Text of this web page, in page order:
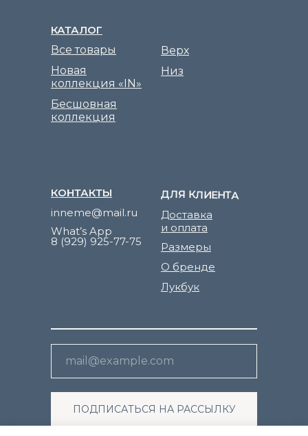
ПОДПИСАТЬСЯ НА РАССЫЛКУ
КАТАЛОГ
Все товары
Доставка
и оплата
ДЛЯ КЛИЕНТА
Лукбук
Размеры
О бренде
КОНТАКТЫ
inneme@mail.ru
What’s App
8 (929) 925-77-75
Бесшовная
коллекция
Верх
Низ
Новая
коллекция «IN»